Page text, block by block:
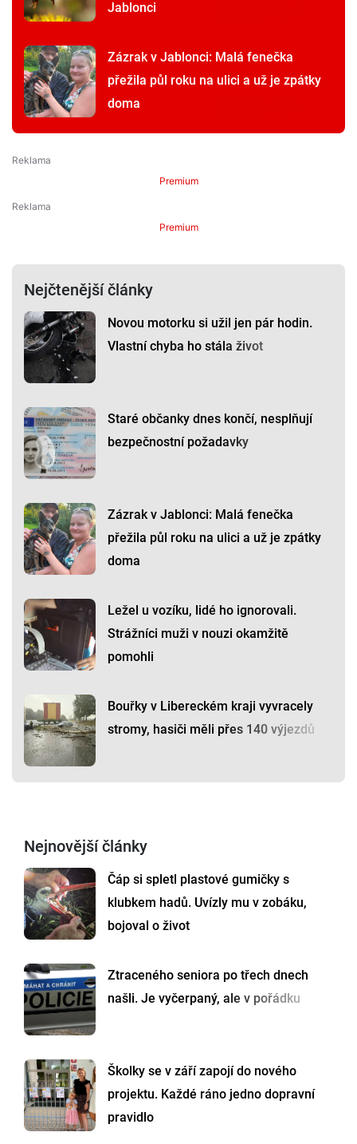
Jablonci
Zázrak v Jablonci: Malá fenečka
přežila půl roku na ulici a už je zpátky
doma
Premium
Premium
Nejčtenější články
Novou motorku si užil jen pár hodin.
Vlastní chyba ho stála život
Staré občanky dnes končí, nesplňují
bezpečnostní požadavky
Zázrak v Jablonci: Malá fenečka
přežila půl roku na ulici a už je zpátky
doma
Ležel u vozíku, lidé ho ignorovali.
Strážníci muži v nouzi okamžitě
pomohli
Bouřky v Libereckém kraji vyvracely
stromy, hasiči měli přes 140 výjezdů
Nejnovější články
Čáp si spletl plastové gumičky s
klubkem hadů. Uvízly mu v zobáku,
bojoval o život
Ztraceného seniora po třech dnech
našli. Je vyčerpaný, ale v pořádku
Školky se v září zapojí do nového
projektu. Každé ráno jedno dopravní
pravidlo